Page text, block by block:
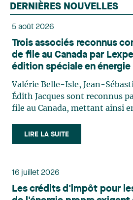
DERNIÈRES NOUVELLES
5 août 2026
Trois associés reconnus
de file au Canada par
édition spéciale en énergie
Valérie Belle-Isle, Jean-
Édith Jacques sont reconnus
file au Canada, mettant ainsi
le domaine du droit des
Belle-Isle est associée au sein
principalement sur le droit de
du territoire. Elle conseille et
LIRE LA SUITE
16 juillet 2026
Les crédits d'impôt pour